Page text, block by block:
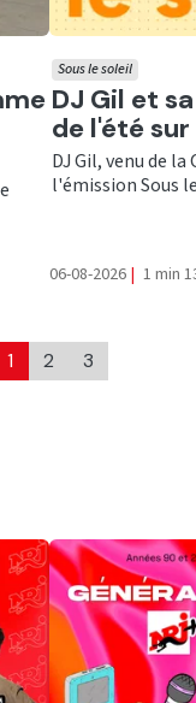
Ecouter
DJ Gil et
de l'été
Sous le soleil
DJ Gil, venu de la
l'émission Sous
06-08-2026 | 1 min
1 2 3